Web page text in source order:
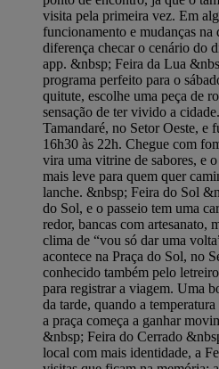
visita pela primeira vez. Em
funcionamento e mudanças
diferença checar o cenário do
app. &nbsp; Feira da Lua
programa perfeito para o
quitute, escolhe uma peça de
sensação de ter vivido a
Tamandaré, no Setor Oeste, e
16h30 às 22h. Chegue com
vira uma vitrine de sabores, e
mais leve para quem quer
lanche. &nbsp; Feira do Sol
do Sol, e o passeio tem uma
redor, bancas com artesanato,
clima de “vou só dar uma
acontece na Praça do Sol, no
conhecido também pelo
para registrar a viagem. Uma
da tarde, quando a
a praça começa a ganhar
&nbsp; Feira do Cerrado
local com mais identidade, a